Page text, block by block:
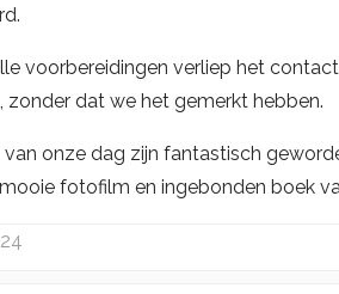
voorbereidingen verliep het
zonder dat we het gemerkt hebben.
van onze dag zijn fantastisch
fotofilm en ingebonden boek